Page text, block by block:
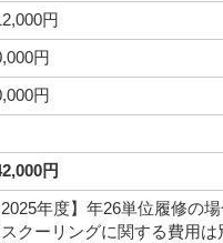
円
円
円
円
2025年度】年26単位履修の
クーリングに関する費用は